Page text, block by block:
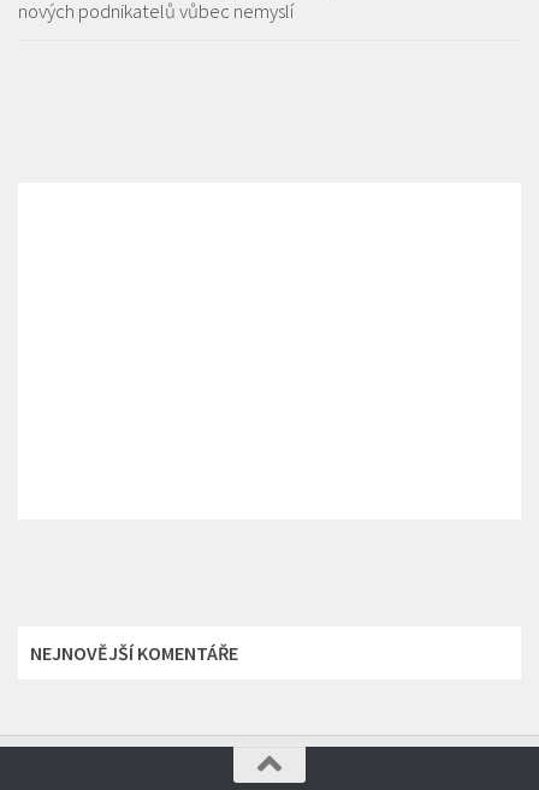
nových podnikatelů vůbec nemyslí
NEJNOVĚJŠÍ KOMENTÁŘE